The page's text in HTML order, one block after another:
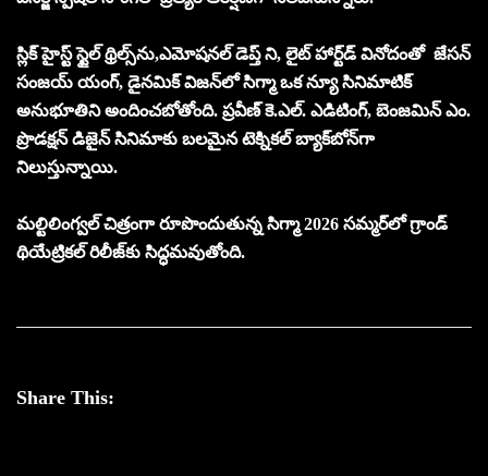
స్లిక్ హైస్ట్ స్టైల్ థ్రిల్స్‌ను,ఎమోషనల్ డెప్త్ ని, లైట్ హార్ట్‌డ్ వినోదంతో జేసన్
సంజయ్ యంగ్, డైనమిక్ విజన్‌లో సిగ్మా ఒక న్యూ సినిమాటిక్
అనుభూతిని అందించబోతోంది. ప్రవీణ్ కె.ఎల్. ఎడిటింగ్, బెంజమిన్ ఎం.
ప్రొడక్షన్ డిజైన్ సినిమాకు బలమైన టెక్నికల్ బ్యాక్‌బోన్‌గా
నిలుస్తున్నాయి.
మల్టిలింగ్వల్ చిత్రంగా రూపొందుతున్న సిగ్మా 2026 సమ్మర్‌లో గ్రాండ్
థియేట్రికల్ రిలీజ్‌కు సిద్ధమవుతోంది.
Share This: